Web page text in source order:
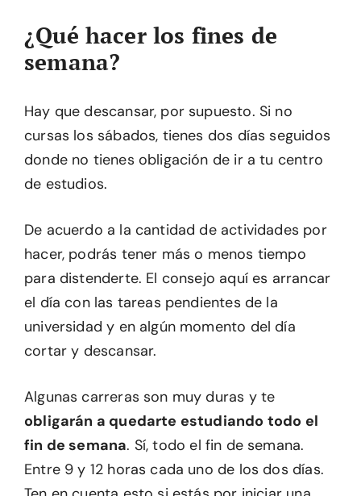
¿Qué hacer los fines de
semana?
Hay que descansar, por supuesto. Si no
cursas los sábados, tienes dos días seguidos
donde no tienes obligación de ir a tu centro
de estudios.
De acuerdo a la cantidad de actividades por
hacer, podrás tener más o menos tiempo
para distenderte. El consejo aquí es arrancar
el día con las tareas pendientes de la
universidad y en algún momento del día
cortar y descansar.
Algunas carreras son muy duras y te
obligarán a quedarte estudiando todo el
fin de semana. Sí, todo el fin de semana.
Entre 9 y 12 horas cada uno de los dos días.